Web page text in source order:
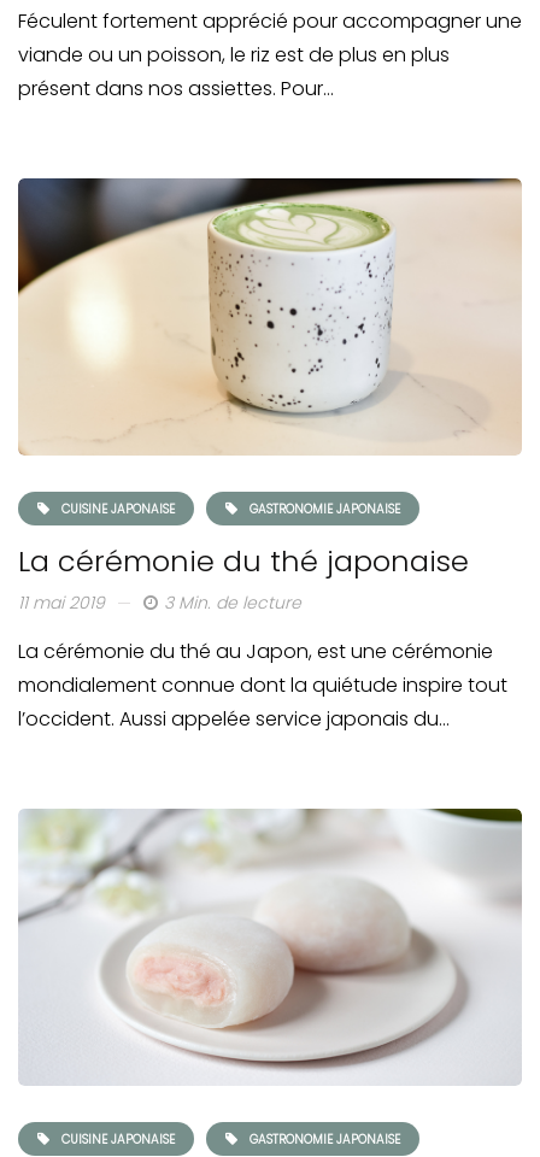
Féculent fortement apprécié pour accompagner une
viande ou un poisson, le riz est de plus en plus
présent dans nos assiettes. Pour…
CUISINE JAPONAISE GASTRONOMIE JAPONAISE
La cérémonie du thé japonaise
11 mai 2019 3 Min. de lecture
La cérémonie du thé au Japon, est une cérémonie
mondialement connue dont la quiétude inspire tout
l’occident. Aussi appelée service japonais du…
CUISINE JAPONAISE GASTRONOMIE JAPONAISE